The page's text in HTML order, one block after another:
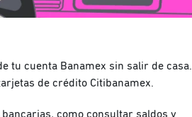
tu cuenta Banamex sin salir de casa.
de crédito Citibanamex.
como consultar saldos y